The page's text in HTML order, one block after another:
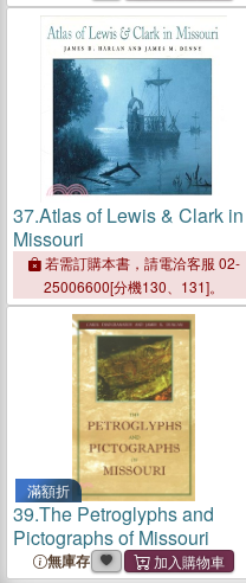
37.Atlas of Lewis & Clark in
Missouri
若需訂購本書，請電洽客服 02-
25006600[分機130、131]。
滿額折
39.The Petroglyphs and
Pictographs of Missouri
無庫存